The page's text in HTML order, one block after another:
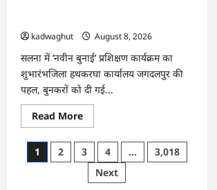
kadwaghut
August 8, 2026
सलना में ‘नवीन बुनाई’ प्रशिक्षण कार्यक्रम का
शुभारंभजिला हथकरघा कार्यालय जगदलपुर की
पहल, बुनकरों को दी गई...
Read MoreRead
more
CG
:
राष्ट्रीय
हथकरघा
दिवस
Posts
1 2 3 4 …
3,018
Next